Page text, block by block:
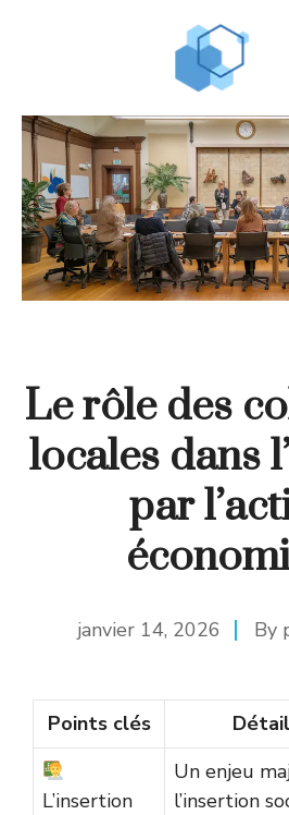
Le rôle des
locales dans
par
janvier 14, 2026 By
Points clés
L’insertion
Un enjeu
l’insertion